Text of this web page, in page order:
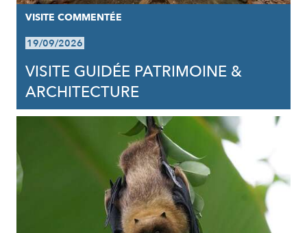
VISITE COMMENTÉE
19/09/2026
VISITE GUIDÉE PATRIMOINE &
ARCHITECTURE